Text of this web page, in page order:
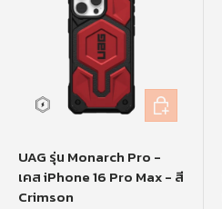
UAG รุ่น Monarch Pro -
เคส iPhone 16 Pro Max - สี
Crimson
หยิบใส่ตะกร้า